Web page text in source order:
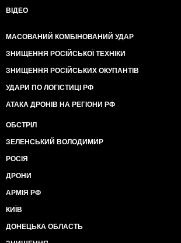
ВІДЕО
МАСОВАНИЙ КОМБІНОВАНИЙ УДАР
ЗНИЩЕННЯ РОСІЙСЬКОЇ ТЕХНІКИ
ЗНИЩЕННЯ РОСІЙСЬКИХ ОКУПАНТІВ
УДАРИ ПО ЛОГІСТИЦІ РФ
АТАКА ДРОНІВ НА РЕГІОНИ РФ
ОБСТРІЛ
ЗЕЛЕНСЬКИЙ ВОЛОДИМИР
РОСІЯ
ДРОНИ
АРМІЯ РФ
КИЇВ
ДОНЕЦЬКА ОБЛАСТЬ